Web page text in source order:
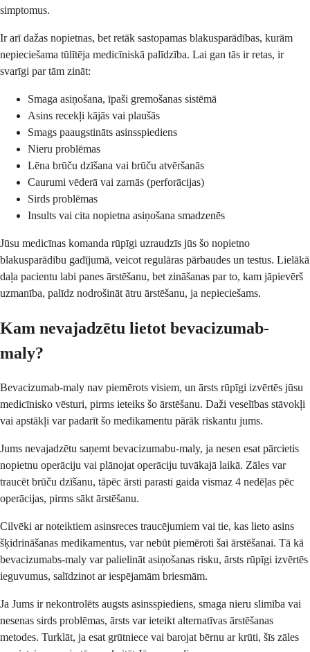
simptomus.
Ir arī dažas nopietnas, bet retāk sastopamas blakusparādības, kurām
nepieciešama tūlītēja medicīniskā palīdzība. Lai gan tās ir retas, ir
svarīgi par tām zināt:
Smaga asiņošana, īpaši gremošanas sistēmā
Asins recekļi kājās vai plaušās
Smags paaugstināts asinsspiediens
Nieru problēmas
Lēna brūču dzīšana vai brūču atvēršanās
Caurumi vēderā vai zarnās (perforācijas)
Sirds problēmas
Insults vai cita nopietna asiņošana smadzenēs
Jūsu medicīnas komanda rūpīgi uzraudzīs jūs šo nopietno
blakusparādību gadījumā, veicot regulāras pārbaudes un testus. Lielākā
daļa pacientu labi panes ārstēšanu, bet zināšanas par to, kam jāpievērš
uzmanība, palīdz nodrošināt ātru ārstēšanu, ja nepieciešams.
Kam nevajadzētu lietot bevacizumab-
maly?
Bevacizumab-maly nav piemērots visiem, un ārsts rūpīgi izvērtēs jūsu
medicīnisko vēsturi, pirms ieteiks šo ārstēšanu. Daži veselības stāvokļi
vai apstākļi var padarīt šo medikamentu pārāk riskantu jums.
Jums nevajadzētu saņemt bevacizumabu-maly, ja nesen esat pārcietis
nopietnu operāciju vai plānojat operāciju tuvākajā laikā. Zāles var
traucēt brūču dzīšanu, tāpēc ārsti parasti gaida vismaz 4 nedēļas pēc
operācijas, pirms sākt ārstēšanu.
Cilvēki ar noteiktiem asinsreces traucējumiem vai tie, kas lieto asins
šķidrināšanas medikamentus, var nebūt piemēroti šai ārstēšanai. Tā kā
bevacizumabs-maly var palielināt asiņošanas risku, ārsts rūpīgi izvērtēs
ieguvumus, salīdzinot ar iespējamām briesmām.
Ja Jums ir nekontrolēts augsts asinsspiediens, smaga nieru slimība vai
nesenas sirds problēmas, ārsts var ieteikt alternatīvas ārstēšanas
metodes. Turklāt, ja esat grūtniece vai barojat bērnu ar krūti, šīs zāles